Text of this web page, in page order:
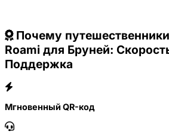
Почему
Roami для Бруней:
Поддержка
Мгновенный QR-код